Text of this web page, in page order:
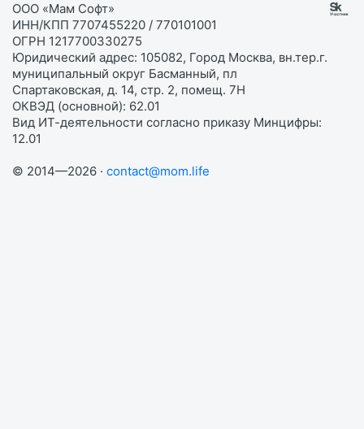
ООО «Мам Софт»
ИНН/КПП 7707455220 / 770101001
ОГРН 1217700330275
Юридический адрес: 105082, Город Москва, вн.тер.г.
муниципальный округ Басманный, пл
Спартаковская, д. 14, стр. 2, помещ. 7Н
ОКВЭД (основной): 62.01
Вид ИТ-деятельности согласно приказу Минцифры:
12.01
© 2014—2026 · contact@mom.life